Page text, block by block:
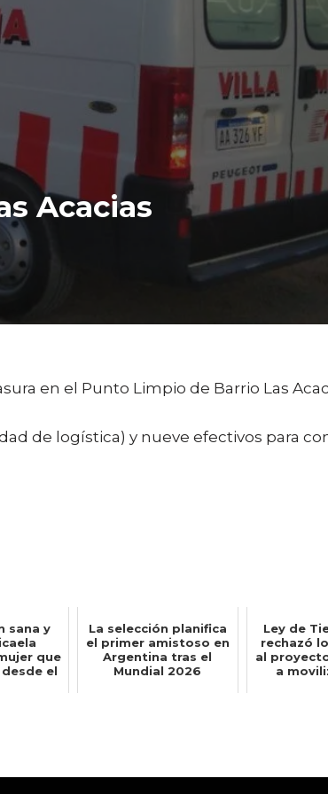
Acacias
en el Punto Limpio de Barrio Las
de logística) y nueve efectivos para
sana y
que
el
La selección planifica
el primer amistoso en
Argentina tras el
Mundial 2026
Ley de
rechazó
al
a